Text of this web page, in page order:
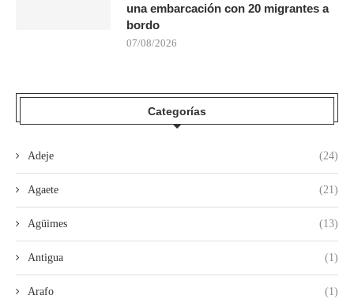
una embarcación con 20 migrantes a
bordo
07/08/2026
Categorías
Adeje (24)
Agaete (21)
Agüimes (13)
Antigua (1)
Arafo (1)